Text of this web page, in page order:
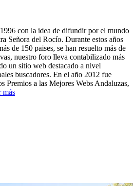
con la idea de difundir por el mundo
Señora del Rocío. Durante estos años
de 150 paises, se han resuelto más de
nuestro foro lleva contabilizado más
un sitio web destacado a nivel
buscadores. En el año 2012 fue
Premios a las Mejores Webs Andaluzas,
más